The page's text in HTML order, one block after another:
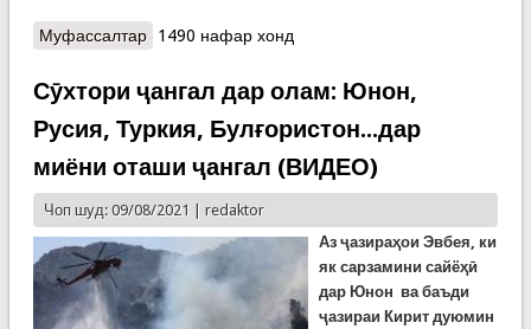
Муфассалтаро Covid-19: Сироятшудагон дар олам аз 203
1490 нафар хонд
Сӯхтори ҷангал дар олам: Юнон,
Русия, Туркия, Булғористон...дар
миёни оташи ҷангал (ВИДЕО)
Чоп шуд: 09/08/2021 | redaktor
Аз ҷазираҳои Эвбея, ки
як сарзамини сайёҳӣ
дар Юнон ва баъди
ҷазираи Кирит дуюмин